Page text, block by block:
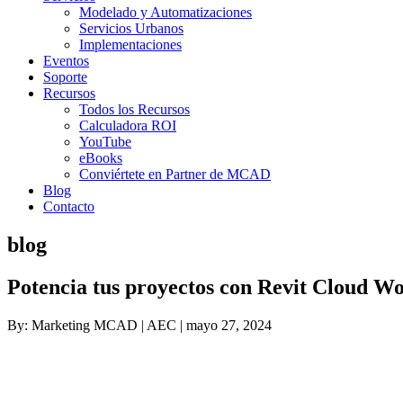
Modelado y Automatizaciones
Servicios Urbanos
Implementaciones
Eventos
Soporte
Recursos
Todos los Recursos
Calculadora ROI
YouTube
eBooks
Conviértete en Partner de MCAD
Blog
Contacto
blog
Potencia tus proyectos con Revit Cloud
By: Marketing MCAD | AEC | mayo 27, 2024